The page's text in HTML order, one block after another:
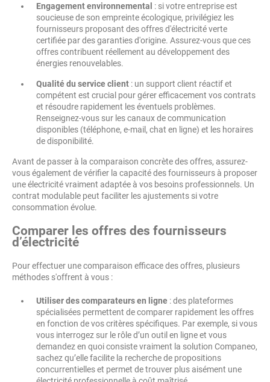
Engagement environnemental : si votre entreprise est
soucieuse de son empreinte écologique, privilégiez les
fournisseurs proposant des offres d'électricité verte
certifiée par des garanties d'origine. Assurez-vous que ces
offres contribuent réellement au développement des
énergies renouvelables.
Qualité du service client : un support client réactif et
compétent est crucial pour gérer efficacement vos contrats
et résoudre rapidement les éventuels problèmes.
Renseignez-vous sur les canaux de communication
disponibles (téléphone, e-mail, chat en ligne) et les horaires
de disponibilité.
Avant de passer à la comparaison concrète des offres, assurez-
vous également de vérifier la capacité des fournisseurs à proposer
une électricité vraiment adaptée à vos besoins professionnels. Un
contrat modulable peut faciliter les ajustements si votre
consommation évolue.
Comparer les offres des fournisseurs
d’électricité
Pour effectuer une comparaison efficace des offres, plusieurs
méthodes s'offrent à vous :
Utiliser des comparateurs en ligne : des plateformes
spécialisées permettent de comparer rapidement les offres
en fonction de vos critères spécifiques. Par exemple, si vous
vous interrogez sur le rôle d’un outil en ligne et vous
demandez en quoi consiste vraiment la solution Companeo,
sachez qu’elle facilite la recherche de propositions
concurrentielles et permet de trouver plus aisément une